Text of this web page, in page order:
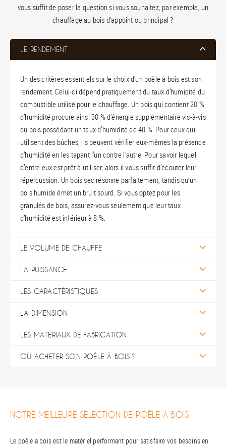
vous suffit de poser la question si vous souhaitez, par exemple, un
chauffage au bois d’appoint ou principal ?
LE RENDEMENT
Un des critères essentiels sur le choix d’un poêle à bois est son
rendement. Celui-ci dépend pratiquement du taux d’humidité du
combustible utilisé pour le chauffage. Un bois qui contient 20 %
d’humidité procure ainsi 30 % d’énergie supplémentaire vis-à-vis
du bois possédant un taux d’humidité de 40 %. Pour ceux qui
utilisent des bûches, ils peuvent vérifier eux-mêmes la présence
d’humidité en les tapant l’un contre l’autre. Pour savoir lequel
d’entre eux est prêt à utiliser, alors il vous suffit d’écouter leur
répercussion. Un bois sec résonne parfaitement, tandis qu’un
bois humide émet un bruit sourd. Si vous optez pour les
granulés de bois, assurez-vous seulement que leur taux
d’humidité est inférieur à 8 %.
LE VOLUME DE CHAUFFE
LA PUISSANCE
LES CARACTÉRISTIQUES
LA DIMENSION
LES MATÉRIAUX DE FABRICATION
OÙ ACHETER SON POÊLE À BOIS ?
NOTRE MEILLEURE SÉLECTION DE POÊLE À BOIS
Le poêle à bois est le matériel performant pour satisfaire vos besoins en